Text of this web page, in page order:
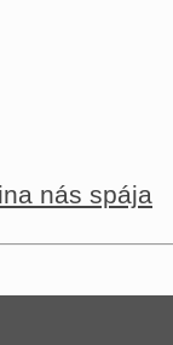
nás spája